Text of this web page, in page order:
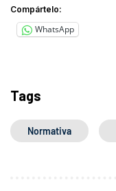
Compártelo:
WhatsApp
Tags
Normativa